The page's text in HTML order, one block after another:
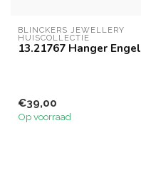
BLINCKERS JEWELLERY
HUISCOLLECTIE
13.21767 Hanger Engel
€39,00
Op voorraad